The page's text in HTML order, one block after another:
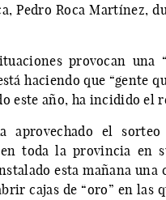
Pedro Roca Martínez,
provocan
haciendo que “gente
este año, ha incidido el
aprovechado el
toda la provincia en
esta mañana
cajas de “oro” en las